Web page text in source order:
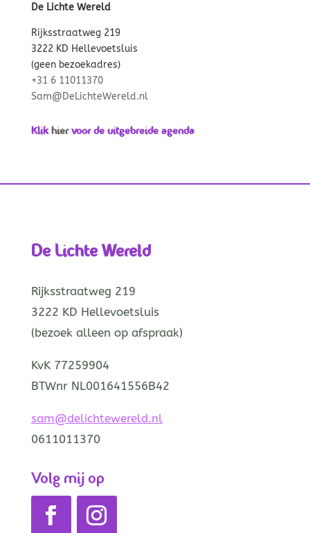
De Lichte Wereld
Rijksstraatweg 219
3222 KD Hellevoetsluis
(geen bezoekadres)
+31 6 11011370
Sam@DeLichteWereld.nl
Klikhiervoor de uitgebreide agenda
De Lichte Wereld
Rijksstraatweg 219
3222 KD Hellevoetsluis
(bezoek alleen op afspraak)
KvK 77259904
BTWnr NL001641556B42
sam@delichtewereld.nl
0611011370
Volg mij op